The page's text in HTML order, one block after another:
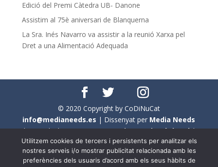
Edició del Premi Càtedra UB- Danone
Assistim al 75è aniversari de Blanquerna
La Sra. Inés Navarro va assistir a la reunió Xarxa pel
Dret a una Alimentació Adequada
© 2020 Copyright by CoDiNuCat
info@medianeeds.es | Dissenyat per Media Needs
| Tots els drets reservats aCoDiNuCat |Avís legal|
Avís per cookies
En aquest web s'ha tingut en compte l'ús no sexista del
Utilitzem cookies de tercers i persistents per analitzar els
nostres serveis i/o mostrar publicitat relacionada amb les
preferències dels usuaris d’acord amb els seus hàbits de